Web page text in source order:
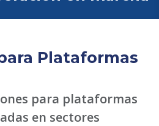
Plataformas
para plataformas
en sectores